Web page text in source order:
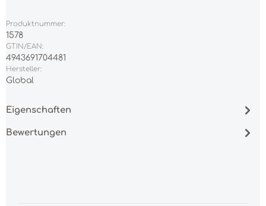
Produktnummer:
1578
GTIN/EAN:
4943691704481
Hersteller:
Global
Eigenschaften
Bewertungen